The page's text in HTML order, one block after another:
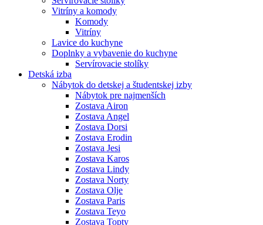
Vitríny a komody
Komody
Vitríny
Lavice do kuchyne
Doplnky a vybavenie do kuchyne
Servírovacie stolíky
Detská izba
Nábytok do detskej a študentskej izby
Nábytok pre najmenších
Zostava Airon
Zostava Angel
Zostava Dorsi
Zostava Erodin
Zostava Jesi
Zostava Karos
Zostava Lindy
Zostava Norty
Zostava Olje
Zostava Paris
Zostava Teyo
Zostava Topty